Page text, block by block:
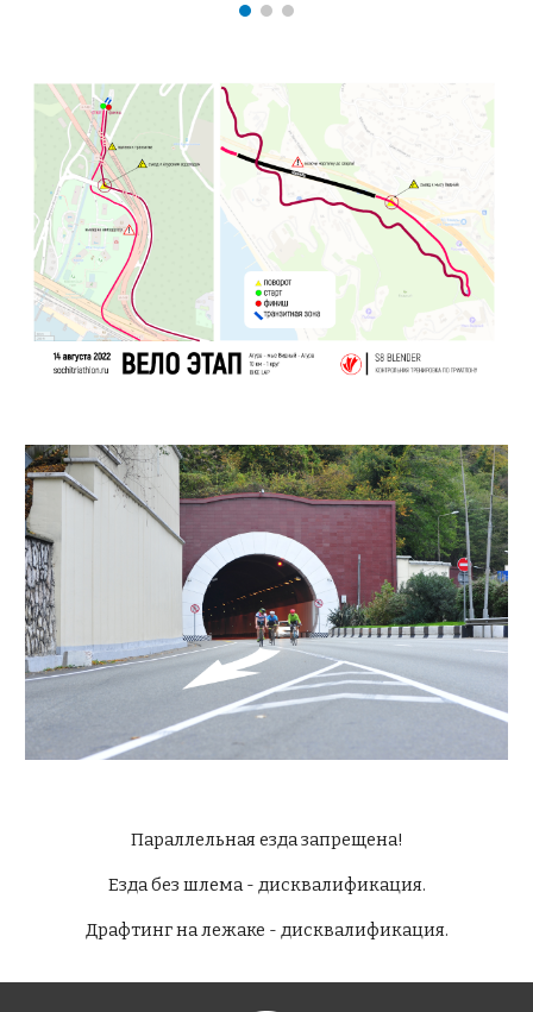
Параллельная езда запрещена!
Езда без шлема - дисквалификация.
Драфтинг на лежаке - дисквалификация.